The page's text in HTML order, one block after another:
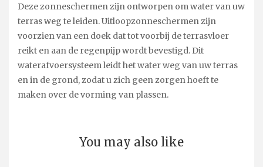
Deze zonneschermen zijn ontworpen om water van uw
terras weg te leiden. Uitloopzonneschermen zijn
voorzien van een doek dat tot voorbij de terrasvloer
reikt en aan de regenpijp wordt bevestigd. Dit
waterafvoersysteem leidt het water weg van uw terras
en in de grond, zodat u zich geen zorgen hoeft te
maken over de vorming van plassen.
You may also like